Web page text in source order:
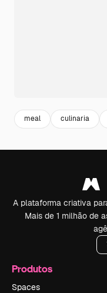
meal culinaria
A plataforma criativa
Mais de 1 milhão de
Produtos
Spaces